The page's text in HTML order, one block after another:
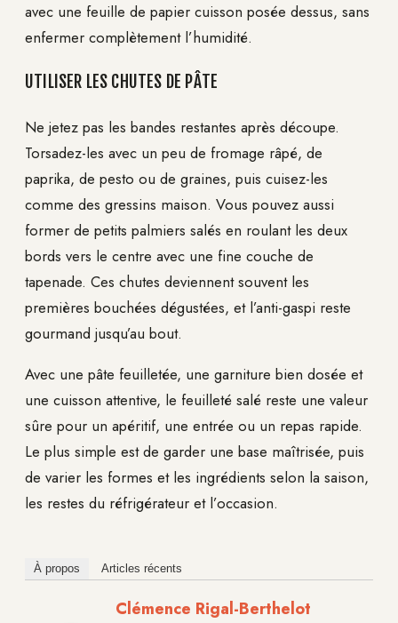
avec une feuille de papier cuisson posée dessus, sans
enfermer complètement l’humidité.
UTILISER LES CHUTES DE PÂTE
Ne jetez pas les bandes restantes après découpe.
Torsadez-les avec un peu de fromage râpé, de
paprika, de pesto ou de graines, puis cuisez-les
comme des gressins maison. Vous pouvez aussi
former de petits palmiers salés en roulant les deux
bords vers le centre avec une fine couche de
tapenade. Ces chutes deviennent souvent les
premières bouchées dégustées, et l’anti-gaspi reste
gourmand jusqu’au bout.
Avec une pâte feuilletée, une garniture bien dosée et
une cuisson attentive, le feuilleté salé reste une valeur
sûre pour un apéritif, une entrée ou un repas rapide.
Le plus simple est de garder une base maîtrisée, puis
de varier les formes et les ingrédients selon la saison,
les restes du réfrigérateur et l’occasion.
À propos Articles récents
Clémence Rigal-Berthelot